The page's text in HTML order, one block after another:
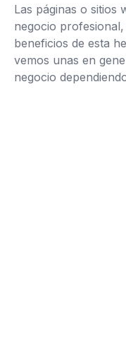
Las páginas o sitios
negocio
beneficios de esta
vemos unas en
negocio